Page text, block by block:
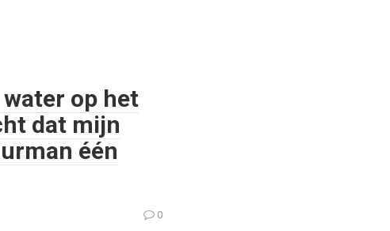
op het
dat mijn
één
0